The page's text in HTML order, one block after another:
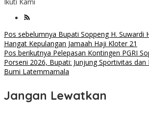
Navigasi
pos
Pos sebelumnya Bupati Soppeng H. Suwardi
Hangat Kepulangan Jamaah Haji Kloter 21
Pos berikutnya Pelepasan Kontingen PGRI
Porseni 2026, Bupati: Junjung Sportivitas
Bumi Latemmamala
Jangan Lewatkan